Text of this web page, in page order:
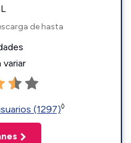
de hasta
variar
(1297)◊